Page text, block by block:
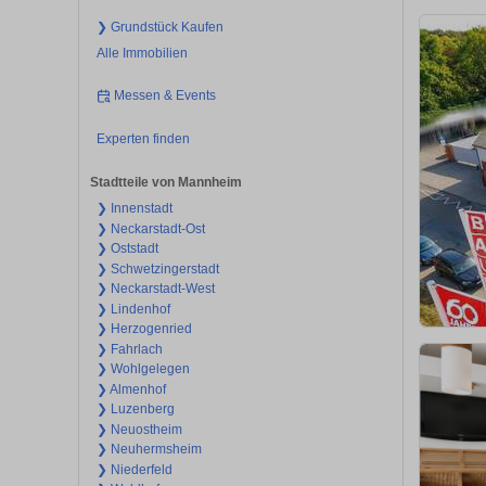
❯ Grundstück Kaufen
Alle Immobilien
Messen & Events
Experten finden
Stadtteile von Mannheim
❯ Innenstadt
❯ Neckarstadt-Ost
❯ Oststadt
❯ Schwetzingerstadt
❯ Neckarstadt-West
❯ Lindenhof
❯ Herzogenried
❯ Fahrlach
❯ Wohlgelegen
❯ Almenhof
❯ Luzenberg
❯ Neuostheim
❯ Neuhermsheim
❯ Niederfeld